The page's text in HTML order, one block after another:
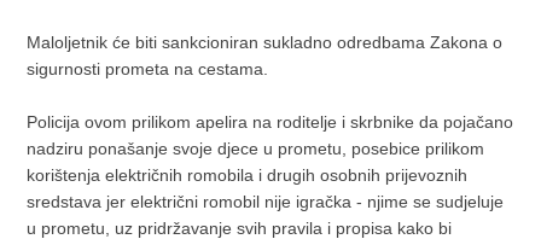
Maloljetnik će biti sankcioniran sukladno odredbama Zakona o
sigurnosti prometa na cestama.
Policija ovom prilikom apelira na roditelje i skrbnike da pojačano
nadziru ponašanje svoje djece u prometu, posebice prilikom
korištenja električnih romobila i drugih osobnih prijevoznih
sredstava jer električni romobil nije igračka - njime se sudjeluje
u prometu, uz pridržavanje svih pravila i propisa kako bi